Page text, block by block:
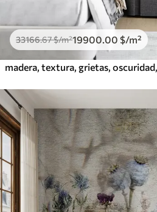
33166.67$/m²19900 .00 $/m²